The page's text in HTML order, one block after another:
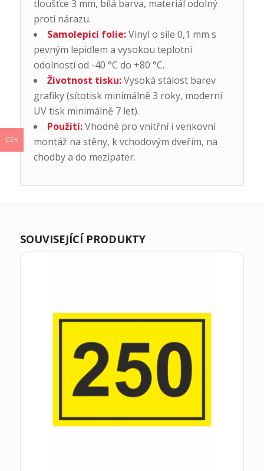
tloušťce 3 mm, bílá barva, materiál odolný
proti nárazu.
Samolepicí folie:Vinyl o síle 0,1 mm s
pevným lepidlem a vysokou teplotní
odolností od -40 °C do +80 °C.
Životnost tisku:Vysoká stálost barev
grafiky (sítotisk minimálně 3 roky, moderní
UV tisk minimálně 7 let).
Použití:Vhodné pro vnitřní i venkovní
montáž na stěny, k vchodovým dveřím, na
chodby a do mezipater.
SOUVISEJÍCÍ PRODUKTY
CZK